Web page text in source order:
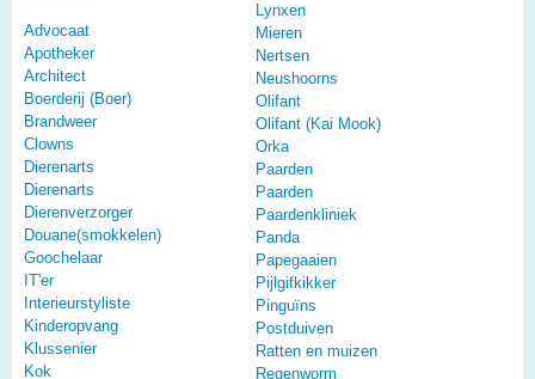
Advocaat
Apotheker
Architect
Boerderij (Boer)
Brandweer
Clowns
Dierenarts
Dierenarts
Dierenverzorger
Douane(smokkelen)
Goochelaar
IT'er
Interieurstyliste
Kinderopvang
Klussenier
Kok
Lynxen
Mieren
Nertsen
Neushoorns
Olifant
Olifant (Kai Mook)
Orka
Paarden
Paarden
Paardenkliniek
Panda
Papegaaien
Pijlgifkikker
Pinguïns
Postduiven
Ratten en muizen
Regenworm